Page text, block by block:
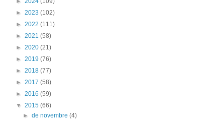
► 2023 (102)
► 2022 (111)
► 2021 (58)
► 2020 (21)
► 2019 (76)
► 2018 (77)
► 2017 (58)
► 2016 (59)
▼ 2015 (66)
►de novembre(4)